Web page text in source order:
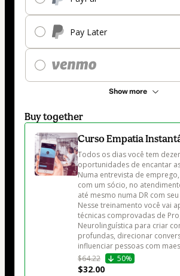
Pay Later
Show more
Buy together
Curso Empatia
Todos os dias você tem
oportunidades de encantar
Numa entrevista de
com um sócio, no
até mesmo numa DR com
Nesse treinamento você vai
técnicas comprovadas de
Neurolinguística para criar
profundas, direcionar
influenciar pessoas com
$64.22
50%
$32.00